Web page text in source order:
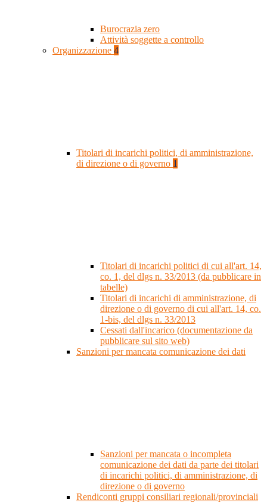
Burocrazia zero
Attività soggette a controllo
Organizzazione 4
Titolari di incarichi politici, di amministrazione,
di direzione o di governo 1
Titolari di incarichi politici di cui all'art. 14,
co. 1, del dlgs n. 33/2013 (da pubblicare in
tabelle)
Titolari di incarichi di amministrazione, di
direzione o di governo di cui all'art. 14, co.
1-bis, del dlgs n. 33/2013
Cessati dall'incarico (documentazione da
pubblicare sul sito web)
Sanzioni per mancata comunicazione dei dati
Sanzioni per mancata o incompleta
comunicazione dei dati da parte dei titolari
di incarichi politici, di amministrazione, di
direzione o di governo
Rendiconti gruppi consiliari regionali/provinciali